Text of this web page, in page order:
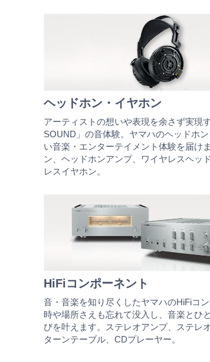
ヘッドホン・イヤホン
アーティストの想いや表現を余さず実現
SOUND」の音体験。ヤマハのヘッドホ
い音楽・エンターテイメント体験を届け
ン、ヘッドホンアンプ、ワイヤレスヘッ
レスイヤホン。
HiFiコンポーネント
音・音楽を知り尽くしたヤマハのHiFiコン
時や場所さえも忘れて没入し、音楽とひ
びを叶えます。ステレオアンプ、ステレ
ターンテーブル、CDプレーヤー。